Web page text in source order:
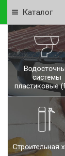
Каталог
системы
пластиковые
Строительная